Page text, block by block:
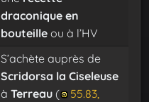
draconique en
bouteille ou à l’HV
S’achète auprès de
Scridorsa la Ciseleuse
à Terreau (
55.83,